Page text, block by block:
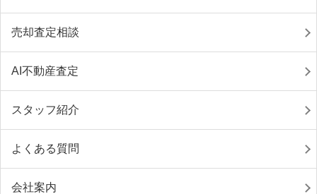
売却査定相談
AI不動産査定
スタッフ紹介
よくある質問
会社案内